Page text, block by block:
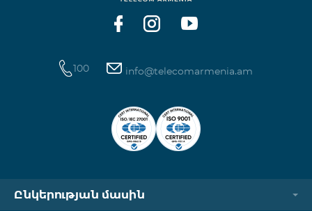
100 info@telecomarmenia.am
Ընկերության մասին